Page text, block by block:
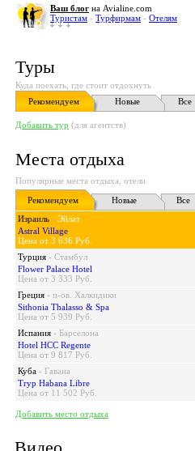
Ваш блог на Avialine.com
Туристам - Турфирмам - Отелям
Туры
Куда поехать, где стоит отдохнуть
Рекомендуем
Новые Все
Добавить тур (для агентств)
Места отдыха
Популярные места отдыха, отели
Рекомендуем
Новые
Все
Израиль - Эйлат
Astral Village
Цена от 3 636 Руб.
Турция - Стамбул
Flower Palace Hotel
Цена от 3 333 Руб.
Греция - п-ов. Халкидики
Sithonia Thalasso & Spa
Цена от 5 939 Руб.
Испания - Барселона
Hotel HCC Regente
Цена от 9 817 Руб.
Куба - Гавана
Tryp Habana Libre
Цена от 11 502 Руб.
Добавить место отдыха